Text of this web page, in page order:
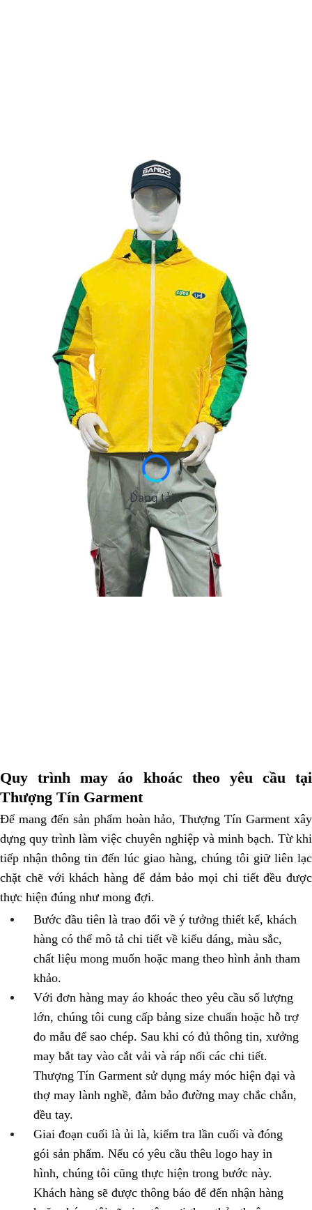
Quy trình may áo khoác theo yêu cầu tại
Thượng Tín Garment
Để mang đến sản phẩm hoàn hảo, Thượng Tín Garment xây
dựng quy trình làm việc chuyên nghiệp và minh bạch. Từ khi
tiếp nhận thông tin đến lúc giao hàng, chúng tôi giữ liên lạc
chặt chẽ với khách hàng để đảm bảo mọi chi tiết đều được
thực hiện đúng như mong đợi.
Bước đầu tiên là trao đổi về ý tưởng thiết kế, khách
hàng có thể mô tả chi tiết về kiểu dáng, màu sắc,
chất liệu mong muốn hoặc mang theo hình ảnh tham
khảo.
Với đơn hàng may áo khoác theo yêu cầu số lượng
lớn, chúng tôi cung cấp bảng size chuẩn hoặc hỗ trợ
đo mẫu để sao chép. Sau khi có đủ thông tin, xưởng
may bắt tay vào cắt vải và ráp nối các chi tiết.
Thượng Tín Garment sử dụng máy móc hiện đại và
thợ may lành nghề, đảm bảo đường may chắc chắn,
đều tay.
Giai đoạn cuối là ủi là, kiểm tra lần cuối và đóng
gói sản phẩm. Nếu có yêu cầu thêu logo hay in
hình, chúng tôi cũng thực hiện trong bước này.
Khách hàng sẽ được thông báo để đến nhận hàng
Đang tải...